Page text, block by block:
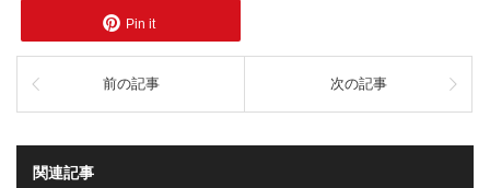
Pin it
前の記事 次の記事
関連記事